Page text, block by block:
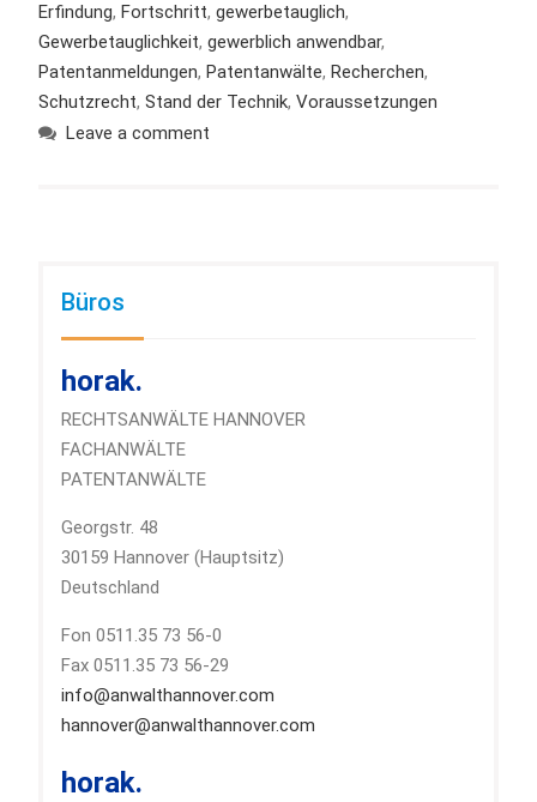
Erfindung, Fortschritt, gewerbetauglich,
Gewerbetauglichkeit, gewerblich anwendbar,
Patentanmeldungen, Patentanwälte, Recherchen,
Schutzrecht, Stand der Technik, Voraussetzungen
Leave a comment
Büros
horak.
RECHTSANWÄLTE HANNOVER
FACHANWÄLTE
PATENTANWÄLTE
Georgstr. 48
30159 Hannover (Hauptsitz)
Deutschland
Fon 0511.35 73 56-0
Fax 0511.35 73 56-29
info@anwalthannover.com
hannover@anwalthannover.com
horak.